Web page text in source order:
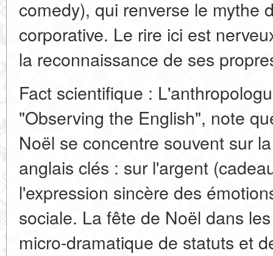
comedy), qui renverse le mythe
corporative. Le rire ici est
la reconnaissance de ses
Fact scientifique :
"Observing the English", note
Noël se concentre souvent sur
anglais clés : sur l'argent
l'expression sincère des
sociale. La fête de Noël dans
micro-dramatique de statuts et